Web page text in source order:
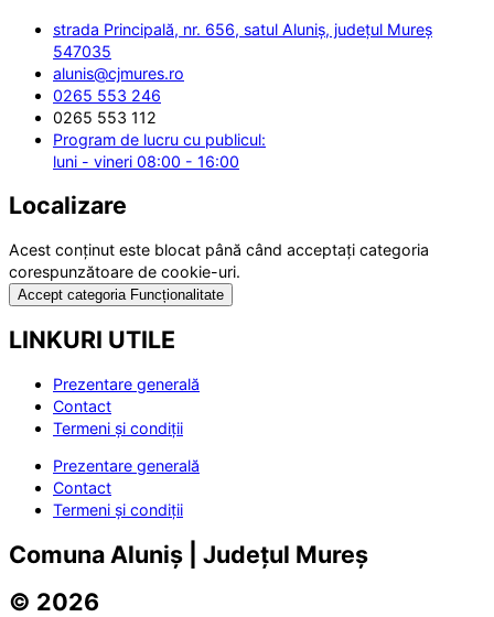
strada Principală, nr. 656, satul Aluniș, județul Mureș
547035
alunis@cjmures.ro
0265 553 246
0265 553 112
Program de lucru cu publicul:
luni - vineri 08:00 - 16:00
Localizare
Acest conținut este blocat până când acceptați categoria
corespunzătoare de cookie-uri.
Accept categoria Funcționalitate
LINKURI UTILE
Prezentare generală
Contact
Termeni și condiții
Prezentare generală
Contact
Termeni și condiții
Comuna Aluniș | Județul Mureș
© 2026